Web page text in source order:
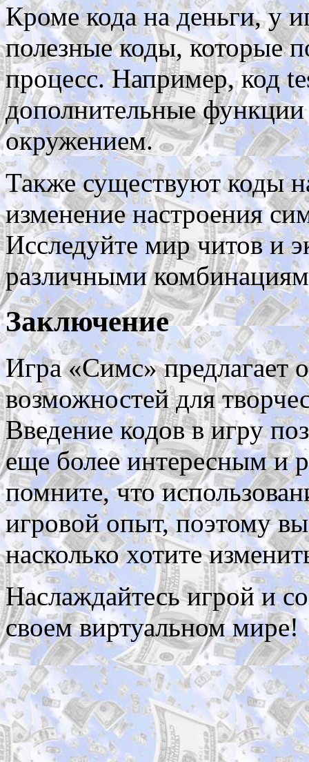
Кроме кода на деньги, у
полезные коды, которые
процесс. Например, код
дополнительные
окружением.
Также существуют коды
изменение настроения
Исследуйте мир читов и
различными
Заключение
Игра «Симс» предлагает
возможностей для
Введение кодов в игру
еще более интересным и
помните, что
игровой опыт, поэтому
насколько хотите
Наслаждайтесь игрой и
своем виртуальном мире!